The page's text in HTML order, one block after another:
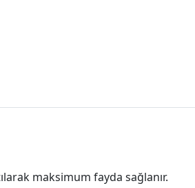
maksimum fayda sağlanır.